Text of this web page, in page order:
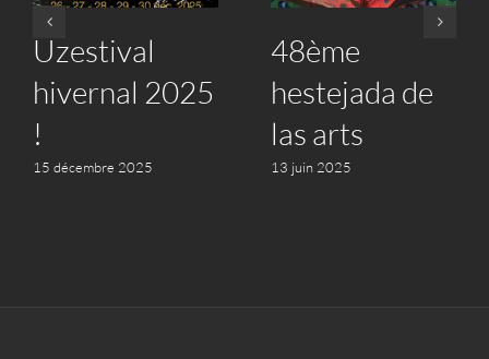
Uzestival
hivernal 2025
!
15 décembre 2025
48ème
hestejada de
las arts
13 juin 2025